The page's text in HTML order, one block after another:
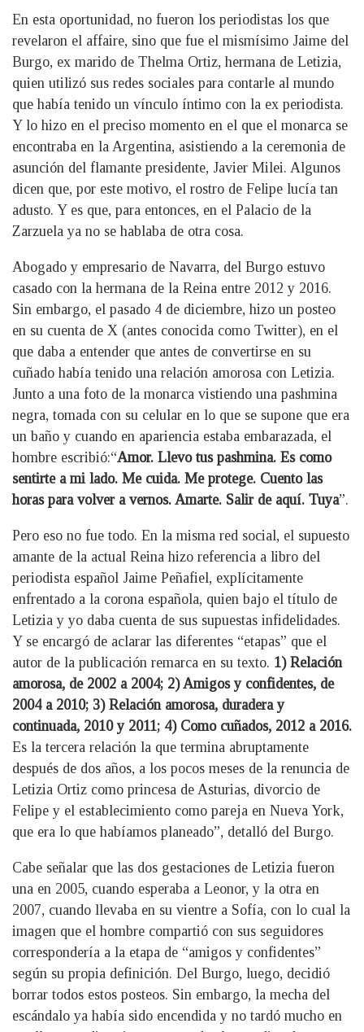
En esta oportunidad, no fueron los periodistas los que
revelaron el affaire, sino que fue el mismísimo Jaime del
Burgo, ex marido de Thelma Ortiz, hermana de Letizia,
quien utilizó sus redes sociales para contarle al mundo
que había tenido un vínculo íntimo con la ex periodista.
Y lo hizo en el preciso momento en el que el monarca se
encontraba en la Argentina, asistiendo a la ceremonia de
asunción del flamante presidente, Javier Milei. Algunos
dicen que, por este motivo, el rostro de Felipe lucía tan
adusto. Y es que, para entonces, en el Palacio de la
Zarzuela ya no se hablaba de otra cosa.
Abogado y empresario de Navarra, del Burgo estuvo
casado con la hermana de la Reina entre 2012 y 2016.
Sin embargo, el pasado 4 de diciembre, hizo un posteo
en su cuenta de X (antes conocida como Twitter), en el
que daba a entender que antes de convertirse en su
cuñado había tenido una relación amorosa con Letizia.
Junto a una foto de la monarca vistiendo una pashmina
negra, tomada con su celular en lo que se supone que era
un baño y cuando en apariencia estaba embarazada, el
hombre escribió:“Amor. Llevo tus pashmina. Es como
sentirte a mi lado. Me cuida. Me protege. Cuento las
horas para volver a vernos. Amarte. Salir de aquí. Tuya”.
Pero eso no fue todo. En la misma red social, el supuesto
amante de la actual Reina hizo referencia a libro del
periodista español Jaime Peñafiel, explícitamente
enfrentado a la corona española, quien bajo el título de
Letizia y yo daba cuenta de sus supuestas infidelidades.
Y se encargó de aclarar las diferentes “etapas” que el
autor de la publicación remarca en su texto. 1) Relación
amorosa, de 2002 a 2004; 2) Amigos y confidentes, de
2004 a 2010; 3) Relación amorosa, duradera y
continuada, 2010 y 2011; 4) Como cuñados, 2012 a 2016.
Es la tercera relación la que termina abruptamente
después de dos años, a los pocos meses de la renuncia de
Letizia Ortiz como princesa de Asturias, divorcio de
Felipe y el establecimiento como pareja en Nueva York,
que era lo que habíamos planeado”, detalló del Burgo.
Cabe señalar que las dos gestaciones de Letizia fueron
una en 2005, cuando esperaba a Leonor, y la otra en
2007, cuando llevaba en su vientre a Sofía, con lo cual la
imagen que el hombre compartió con sus seguidores
correspondería a la etapa de “amigos y confidentes”
según su propia definición. Del Burgo, luego, decidió
borrar todos estos posteos. Sin embargo, la mecha del
escándalo ya había sido encendida y no tardó mucho en